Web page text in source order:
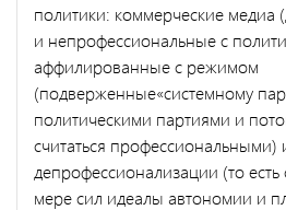
политики: коммерческие медиа
и непрофессиональные с
аффилированные с режимом
(подверженные«системному
политическими партиями и
считаться
депрофессионализации (то
мере сил идеалы автономии и